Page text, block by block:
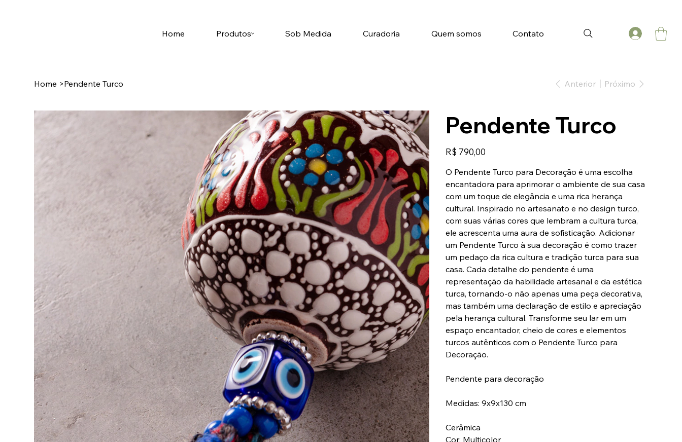
Home Produtos Sob Medida Curadoria Quem somos Contato
Home >Pendente Turco Anterior Próximo
Pendente Turco
Preço
R$ 790,00
O Pendente Turco para Decoração é uma escolha
encantadora para aprimorar o ambiente de sua casa
com um toque de elegância e uma rica herança
cultural. Inspirado no artesanato e no design turco,
com suas várias cores que lembram a cultura turca,
ele acrescenta uma aura de sofisticação. Adicionar
um Pendente Turco à sua decoração é como trazer
um pedaço da rica cultura e tradição turca para sua
casa. Cada detalhe do pendente é uma
representação da habilidade artesanal e da estética
turca, tornando-o não apenas uma peça decorativa,
mas também uma declaração de estilo e apreciação
pela herança cultural. Transforme seu lar em um
espaço encantador, cheio de cores e elementos
turcos autênticos com o Pendente Turco para
Decoração.
Pendente para decoração
Medidas: 9x9x130 cm
Cerâmica
Cor: Multicolor